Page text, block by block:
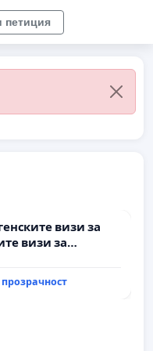
петиция
визи за
визи за